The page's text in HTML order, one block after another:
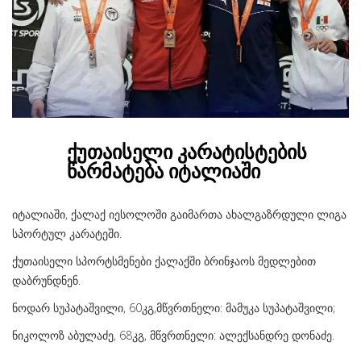
ქუთაისელი კარატისტების
წარმატება იტალიაში
იტალიაში, ქალაქ იესოლოში გაიმართა ახალგაზრდული ლიგა
სპორტულ კარატეში.
ქუთაისელი სპორტსმენები ქალაქში ბრინჯაოს მედლებით
დაბრუნდნენ.
ნოდარ სუპატაშვილი, 60კგ,მწვრთნელი: მამუკა სუპატაშვილი;
ნიკოლოზ აბულაძე, 68კგ, მწვრთნელი: ალექსანდრე დონაძე.